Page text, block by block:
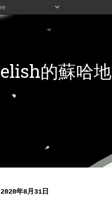
elish的蘇哈地
2020年8月31日